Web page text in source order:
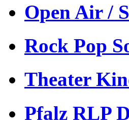
Open Air /
Rock Pop
Theater
Pfalz RLP